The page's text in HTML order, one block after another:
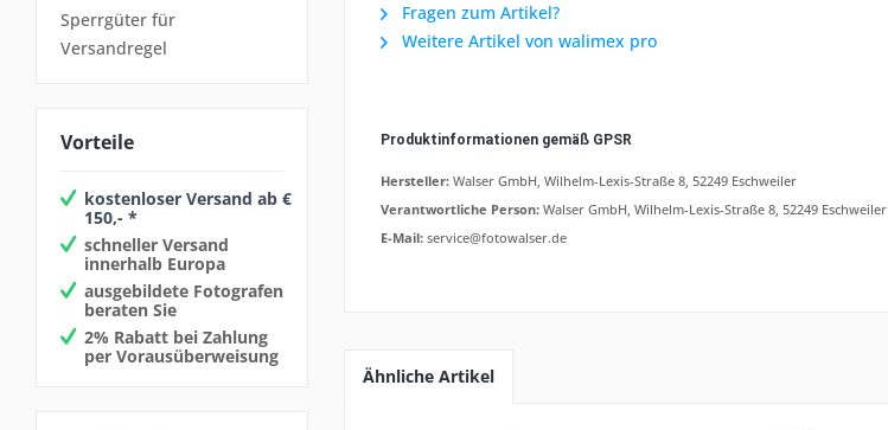
Sperrgüter für
Versandregel
Vorteile
kostenloser Versand ab €
150,- *
schneller Versand
innerhalb Europa
ausgebildete Fotografen
beraten Sie
2% Rabatt bei Zahlung
per Vorausüberweisung
Fragen zum Artikel?
Weitere Artikel von walimex pro
Produktinformationen gemäß GPSR
Hersteller: Walser GmbH, Wilhelm-Lexis-Straße 8, 52249 Eschweiler
Verantwortliche Person: Walser GmbH, Wilhelm-Lexis-Straße 8, 52249 Eschweiler
E-Mail: service@fotowalser.de
Ähnliche Artikel